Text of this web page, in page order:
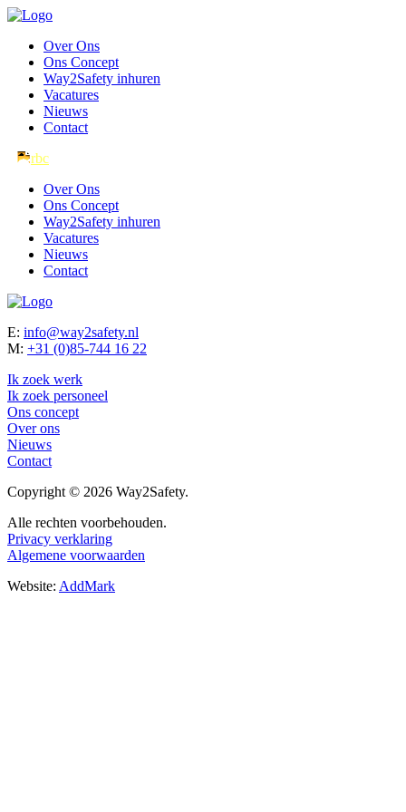
Over Ons
Ons Concept
Way2Safety inhuren
Vacatures
Nieuws
Contact
Over Ons
Ons Concept
Way2Safety inhuren
Vacatures
Nieuws
Contact
E: info@way2safety.nl
M: +31 (0)85-744 16 22
Ik zoek werk
Ik zoek personeel
Ons concept
Over ons
Nieuws
Contact
Copyright © 2026 Way2Safety.
Alle rechten voorbehouden.
Privacy verklaring
Algemene voorwaarden
Website: AddMark